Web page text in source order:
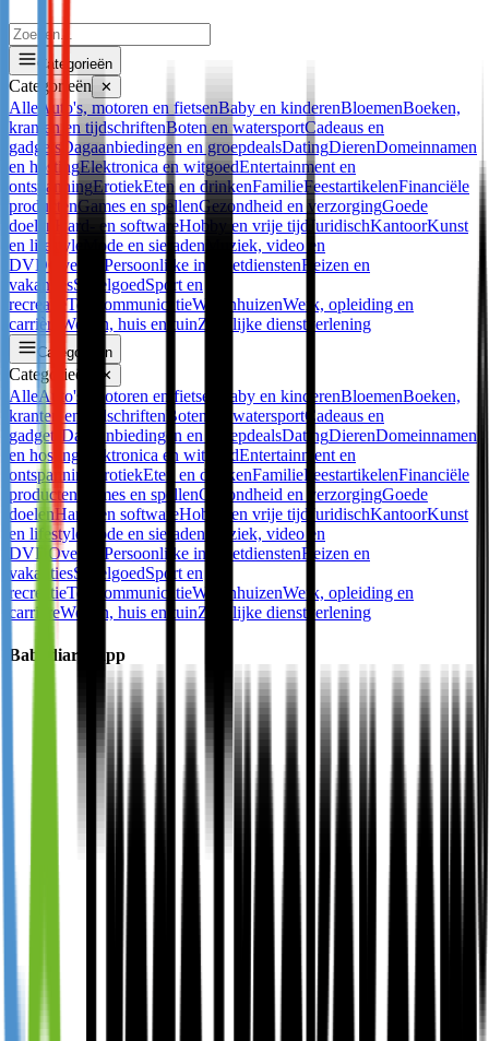
Categorieën
Categorieën ✕
Alle Auto's, motoren en fietsenBaby en kinderenBloemenBoeken,
kranten en tijdschriftenBoten en watersportCadeaus en
gadgets Dagaanbiedingen en groepdealsDatingDierenDomeinnamen
en hostingElektronica en witgoedEntertainment en
ontspanningErotiekEten en drinkenFamilieFeestartikelenFinanciële
productenGames en spellenGezondheid en verzorgingGoede
doelen
Hard- en softwareHobby en vrije tijd JuridischKantoorKunst
en lifestyle
Mode en sieraden Muziek, video en
DVDOverige Persoonlijke internetdienstenReizen en
vakantiesSpeelgoedSport en
recreatieTelecommunicatieWarenhuizenWerk, opleiding en
carrière
Wonen, huis en tuinZakelijke dienstverlening
Categorieën
Categorieën ✕
AlleAuto's, motoren en fietsen Baby en kinderenBloemenBoeken,
kranten en tijdschriften Boten en watersportCadeaus en
gadgets Dagaanbiedingen en groepdealsDatingDierenDomeinnamen
en hosting
Elektronica en witgoedEntertainment en
ontspanning
ErotiekEten en drinkenFamilieFeestartikelenFinanciële
producten Games en spellenGezondheid en verzorgingGoede
doelenHard- en softwareHobby en vrije tijd JuridischKantoorKunst
en lifestyle
Mode en sieraden Muziek, video en
DVD Overige Persoonlijke internetdienstenReizen en
vakantiesSpeelgoedSport en
recreatieTelecommunicatieWarenhuizenWerk, opleiding en
carrièreWonen, huis en tuinZakelijke dienstverlening
Babydiariesapp